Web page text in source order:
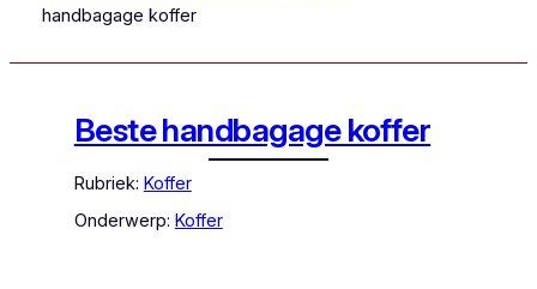
handbagage koffer
Beste handbagage koffer
Rubriek: Koffer
Onderwerp: Koffer